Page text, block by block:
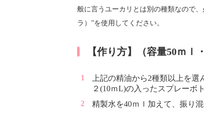
般に言うユーカリとは別の種類なので
ラ）”を使用してください。
【作り方】（容量50ｍｌ
上記の精油から2種類以上を
２(10ｍL)の入ったスプレーボ
精製水を40ｍｌ加えて、振り混